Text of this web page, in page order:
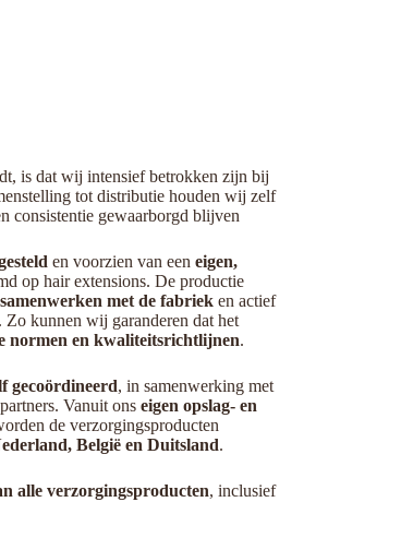
is dat wij intensief betrokken zijn bij
tot distributie houden wij zelf
consistentie gewaarborgd blijven
en voorzien van een eigen,
op hair extensions. De productie
met de fabriek en actief
kunnen wij garanderen dat het
normen en kwaliteitsrichtlijnen.
gecoördineerd, in samenwerking met
Vanuit ons eigen opslag- en
de verzorgingsproducten
België en Duitsland.
alle verzorgingsproducten, inclusief